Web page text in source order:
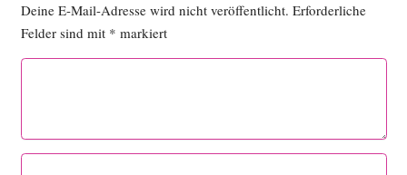
Deine E-Mail-Adresse wird nicht veröffentlicht. Erforderliche
Felder sind mit * markiert